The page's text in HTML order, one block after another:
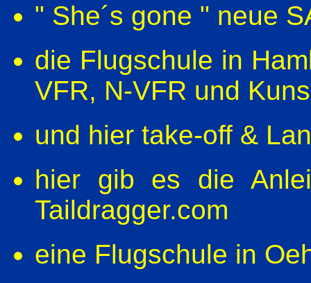
" She´s gone " neue
die Flugschule in
VFR, N-VFR und
und hier take-off &
hier gib es die
Taildragger.com
eine Flugschule in